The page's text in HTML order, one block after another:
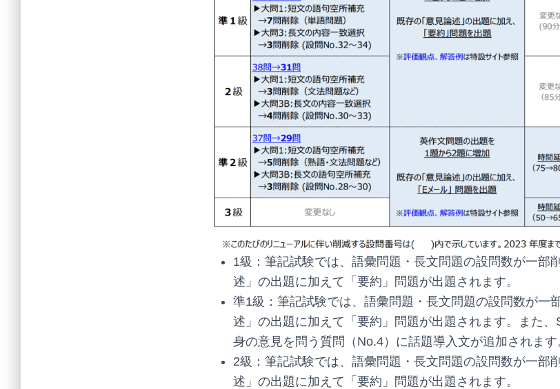
1級：筆記試験では、語彙問題・長文問題の設問数が一部
述」の出題に加えて「要約」問題が出題されます。
準1級：筆記試験では、語彙問題・長文問題の設問数が一
述」の出題に加えて「要約」問題が出題されます。また
身の意見を問う質問（No.4）に話題導入文が追加されます
2級：筆記試験では、語彙問題・長文問題の設問数が一部
述」の出題に加えて「要約」問題が出題されます。